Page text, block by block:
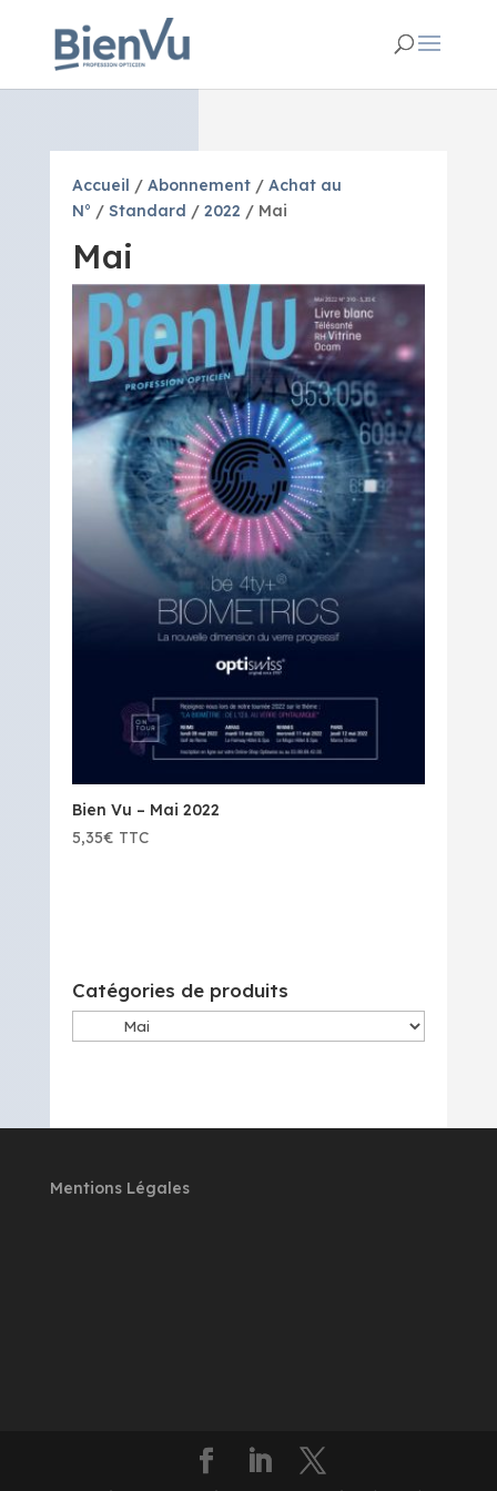
Accueil / Abonnement/ Achat au
N° / Standard / 2022 / Mai
Mai
Bien Vu – Mai 2022
5,35€ TTC
Catégories de produits
Mentions Légales